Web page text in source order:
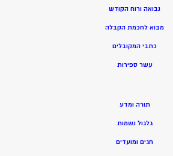
נבואה ורוח הקודש
מבוא לחכמת הקבלה
כתבי המקובלים
עשר ספירות
תורה ומדע
גלגול נשמות
חגים ומועדים